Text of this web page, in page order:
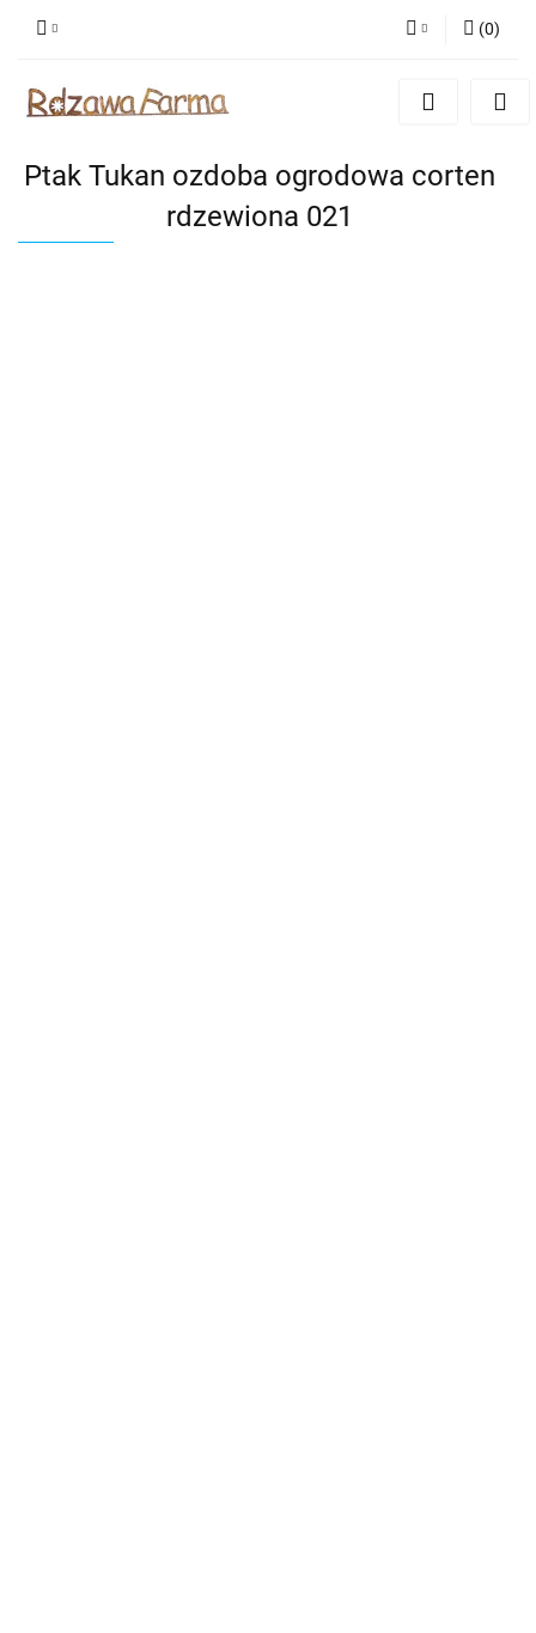
Zaloguj się
Dodaj zgłoszenie
(0)
Ptak Tukan ozdoba ogrodowa corten
rdzewiona 021